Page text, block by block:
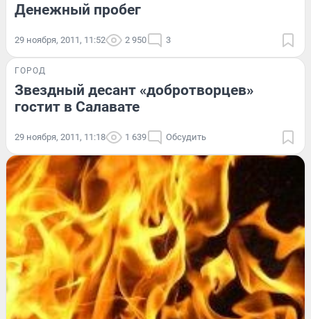
Денежный пробег
29 ноября, 2011, 11:52 2 950 3
ГОРОД
Звездный десант «добротворцев»
гостит в Салавате
29 ноября, 2011, 11:18 1 639 Обсудить